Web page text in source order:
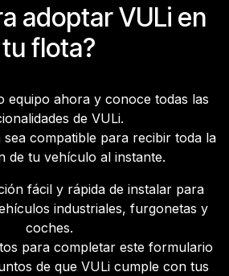
adoptar VULi en
tu flota?
equipo ahora y conoce todas las
de VULi.
compatible para recibir toda la
de tu vehículo al instante.
fácil y rápida de instalar para
industriales, furgonetas y
coches.
para completar este formulario
de que VULi cumple con tus